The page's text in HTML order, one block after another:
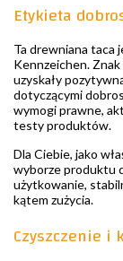
Etykieta
Ta drewniana taca
Kennzeichen.
uzyskały
dotyczącymi
wymogi prawne,
testy produktów.
Dla Ciebie, jako
wyborze produktu
użytkowanie,
kątem zużycia.
Czyszczenie i